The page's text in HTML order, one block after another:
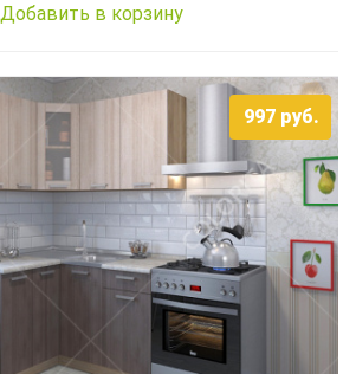
Добавить в корзину
997 руб.